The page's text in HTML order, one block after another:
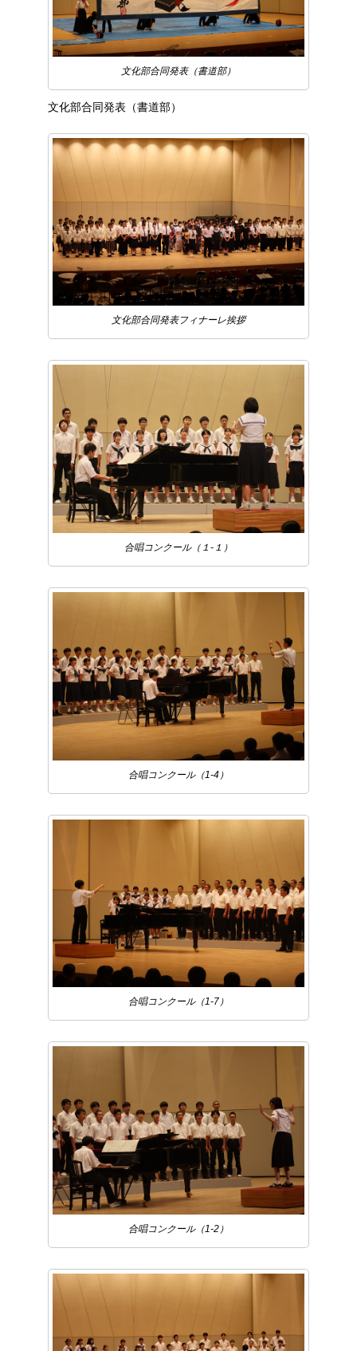
文化部合同発表（書道部）
文化部合同発表（書道部）
文化部合同発表フィナーレ挨拶
合唱コンクール（１-１）
合唱コンクール（1-4）
合唱コンクール（1-7）
合唱コンクール（1-2）